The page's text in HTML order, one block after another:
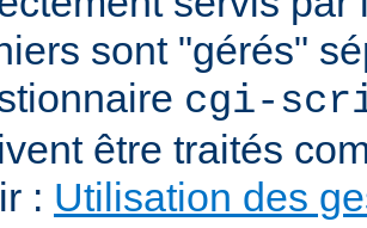
sont "gérés"
cgi-
être traités
: Utilisation des